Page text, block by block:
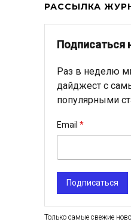
РАССЫЛКА
Подписаться
Раз в неделю
дайджест с
популярными
Email
Подписаться
Только самые свежие